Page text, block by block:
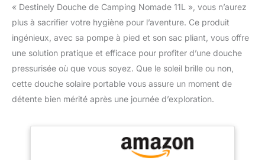
« Destinely Douche de Camping Nomade 11L », vous n’aurez
plus à sacrifier votre hygiène pour l’aventure. Ce produit
ingénieux, avec sa pompe à pied et son sac pliant, vous offre
une solution pratique et efficace pour profiter d’une douche
pressurisée où que vous soyez. Que le soleil brille ou non,
cette douche solaire portable vous assure un moment de
détente bien mérité après une journée d’exploration.